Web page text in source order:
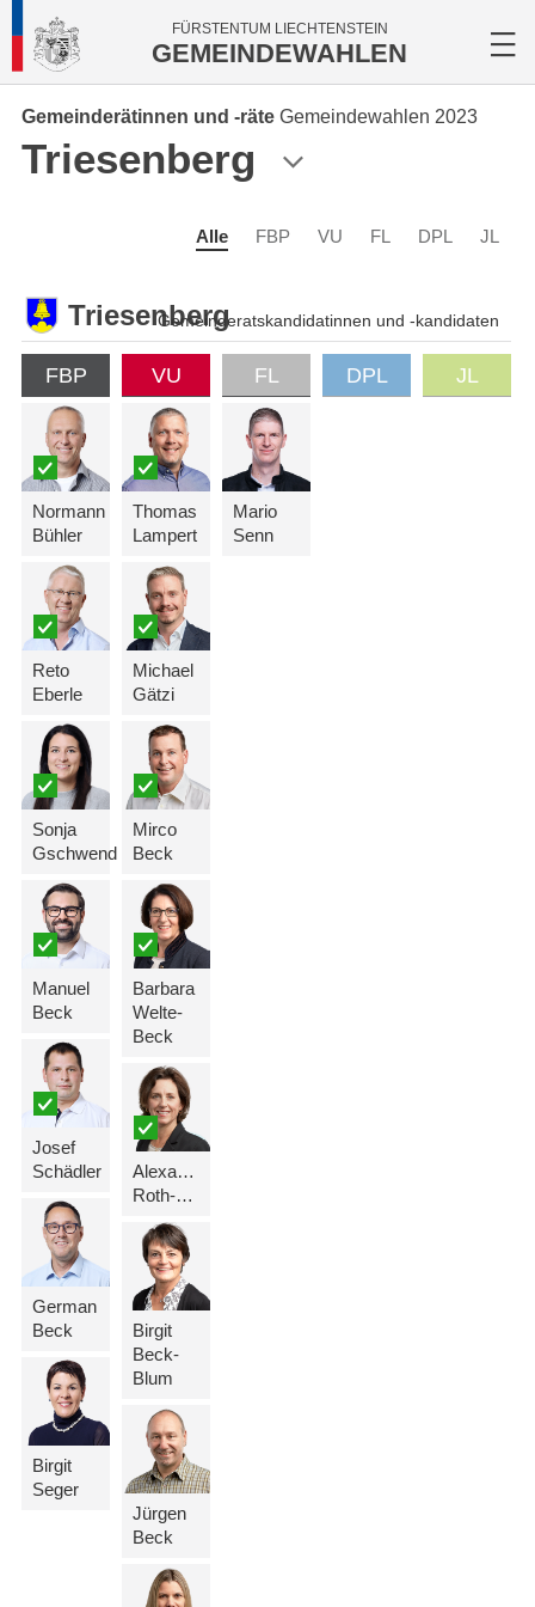
FÜRSTENTUM LIECHTENSTEIN
GEMEINDEWAHLEN
Gemeinderätinnen und -räte Gemeindewahlen 2023
Triesenberg
Alle FBP VU FL DPL JL
TriesenbergGemeinderatskandidatinnen und -kandidaten
FBP
Normann
Bühler
Reto
Eberle
Sonja
Gschwend
Manuel
Beck
Josef
Schädler
German
Beck
Birgit
Seger
VU
Thomas
Lampert
Michael
Gätzi
Mirco
Beck
Barbara
Welte-
Beck
Alexandra
Roth-Schädler
Birgit
Beck-
Blum
Jürgen
Beck
FL
Mario
Senn
DPL JL